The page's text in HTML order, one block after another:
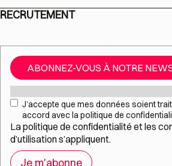
RECRUTEMENT
ABONNEZ-VOUS À NOTRE
RGPD*
J’accepte que mes données soient
accord avec la politique de
Lapolitique de confidentialité et les
d’utilisations’appliquent.